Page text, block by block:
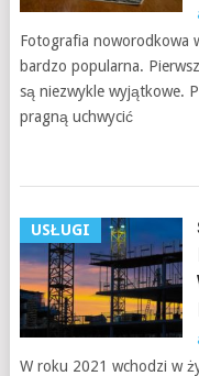
Fotografia noworodkowa
bardzo popularna.
są niezwykle wyjątkowe.
pragną uchwycić
USŁUGI
W roku 2021 wchodzi w